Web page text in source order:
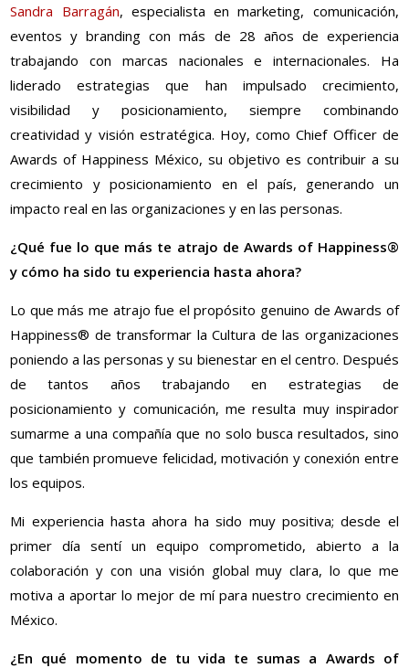
Sandra Barragán, especialista en marketing, comunicación,
eventos y branding con más de 28 años de experiencia
trabajando con marcas nacionales e internacionales. Ha
liderado estrategias que han impulsado crecimiento,
visibilidad y posicionamiento, siempre combinando
creatividad y visión estratégica. Hoy, como Chief Officer de
Awards of Happiness México, su objetivo es contribuir a su
crecimiento y posicionamiento en el país, generando un
impacto real en las organizaciones y en las personas.
¿Qué fue lo que más te atrajo de Awards of Happiness®
y cómo ha sido tu experiencia hasta ahora?
Lo que más me atrajo fue el propósito genuino de Awards of
Happiness® de transformar la Cultura de las organizaciones
poniendo a las personas y su bienestar en el centro. Después
de tantos años trabajando en estrategias de
posicionamiento y comunicación, me resulta muy inspirador
sumarme a una compañía que no solo busca resultados, sino
que también promueve felicidad, motivación y conexión entre
los equipos.
Mi experiencia hasta ahora ha sido muy positiva; desde el
primer día sentí un equipo comprometido, abierto a la
colaboración y con una visión global muy clara, lo que me
motiva a aportar lo mejor de mí para nuestro crecimiento en
México.
¿En qué momento de tu vida te sumas a Awards of